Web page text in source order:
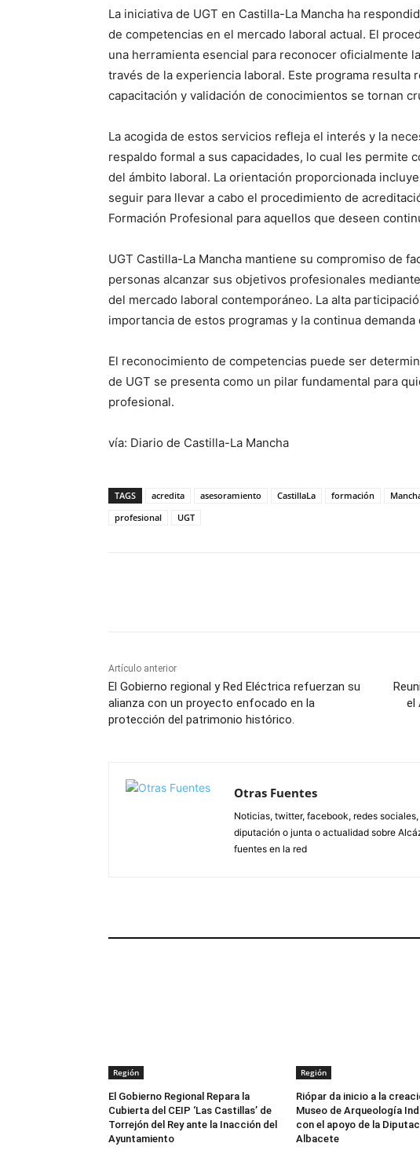
La iniciativa de UGT en Castilla-La Mancha ha
de competencias en el mercado laboral actual. El
una herramienta esencial para reconocer oficialmente
través de la experiencia laboral. Este programa resulta
capacitación y validación de conocimientos se tornan
La acogida de estos servicios refleja el interés y la
respaldo formal a sus capacidades, lo cual les permite
del ámbito laboral. La orientación proporcionada
seguir para llevar a cabo el procedimiento de
Formación Profesional para aquellos que deseen
UGT Castilla-La Mancha mantiene su compromiso de
personas alcanzar sus objetivos profesionales
del mercado laboral contemporáneo. La alta
importancia de estos programas y la continua
El reconocimiento de competencias puede ser
de UGT se presenta como un pilar fundamental para
profesional.
vía: Diario de Castilla-La Mancha
TAGS acredita asesoramiento CastillaLa formación
profesional
UGT
Artículo anterior
El Gobierno regional y Red Eléctrica refuerzan su
alianza con un proyecto enfocado en la
protección del patrimonio histórico.
el
Otras Fuentes
Noticias, twitter, facebook, redes
diputación o junta o actualidad sobre
fuentes en la red
Región
El Gobierno Regional Repara la
Cubierta del CEIP ‘Las Castillas’ de
Torrejón del Rey ante la Inacción del
Ayuntamiento
Región
Riópar da inicio a la
Museo de Arqueología
con el apoyo de la
Albacete